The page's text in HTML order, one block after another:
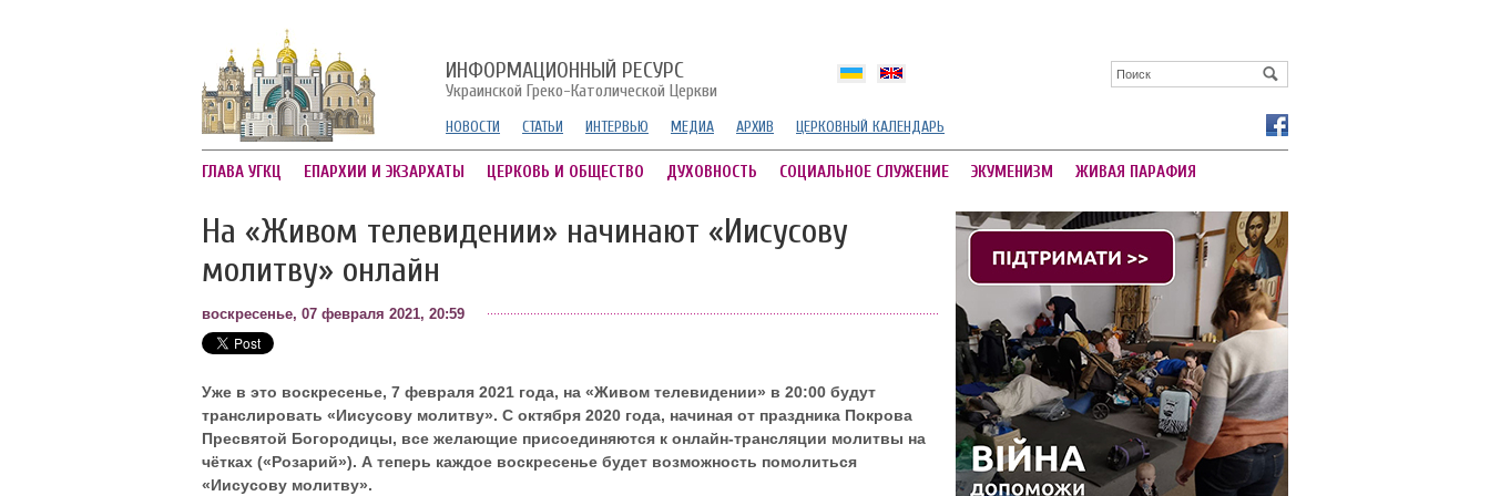
ИНФОРМАЦИОННЫЙ РЕСУРС
Украинской Греко-Католической Церкви
НОВОСТИ СТАТЬИ ИНТЕРВЬЮ МЕДИА АРХИВ ЦЕРКОВНЫЙ КАЛЕНДАРЬ
ГЛАВА УГКЦ ЕПАРХИИ И ЭКЗАРХАТЫ ЦЕРКОВЬ И ОБЩЕСТВО ДУХОВНОСТЬ СОЦИАЛЬНОЕ СЛУЖЕНИЕ ЭКУМЕНИЗМ ЖИВАЯ ПАРАФИЯ
На «Живом телевидении» начинают «Иисусову
молитву» онлайн
воскресенье, 07 февраля 2021, 20:59
Уже в это воскресенье, 7 февраля 2021 года, на «Живом телевидении» в 20:00 будут
транслировать «Иисусову молитву». С октября 2020 года, начиная от праздника Покрова
Пресвятой Богородицы, все желающие присоединяются к онлайн-трансляции молитвы на
чётках («Розарий»). А теперь каждое воскресенье будет возможность помолиться
«Иисусову молитву».